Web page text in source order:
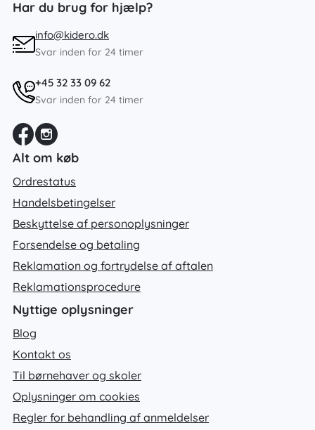
Har du brug for hjælp?
info@kidero.dk
Svar inden for 24 timer
+45 32 33 09 62
Svar inden for 24 timer
Alt om køb
Ordrestatus
Handelsbetingelser
Beskyttelse af personoplysninger
Forsendelse og betaling
Reklamation og fortrydelse af aftalen
Reklamationsprocedure
Nyttige oplysninger
Blog
Kontakt os
Til børnehaver og skoler
Oplysninger om cookies
Regler for behandling af anmeldelser